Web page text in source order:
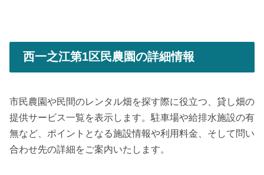
西一之江第1区民農園の詳細情報
市民農園や民間のレンタル畑を探す際に役立つ、貸し畑の
提供サービス一覧を表示します。駐車場や給排水施設の有
無など、ポイントとなる施設情報や利用料金、そして問い
合わせ先の詳細をご案内いたします。